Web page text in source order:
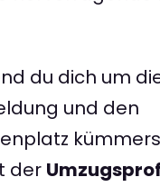
du dich um
und den
der